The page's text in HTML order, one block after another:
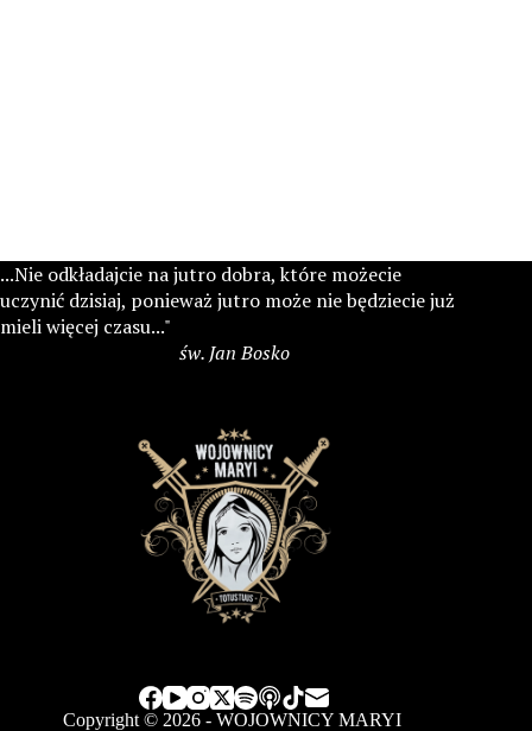
...Nie odkładajcie na jutro dobra, które możecie
uczynić dzisiaj, ponieważ jutro może nie będziecie już
mieli więcej czasu..."
św. Jan Bosko
Copyright © 2026 - WOJOWNICY MARYI